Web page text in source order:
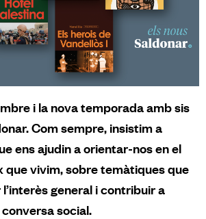
i la nova temporada amb sis
Com sempre, insistim a
ens ajudin a orientar-nos en el
que vivim, sobre temàtiques que
general i contribuir a
social.